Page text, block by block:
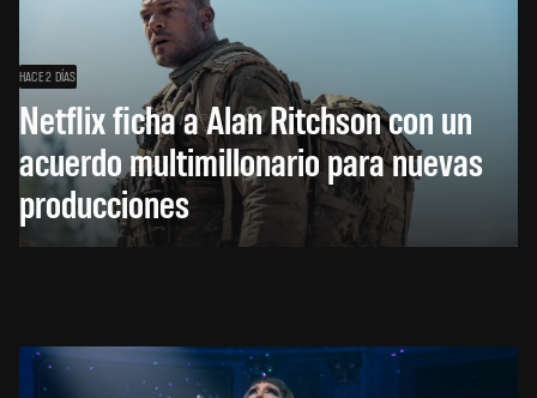
HACE 2 DÍAS
Netflix ficha a Alan Ritchson con un
acuerdo multimillonario para nuevas
producciones